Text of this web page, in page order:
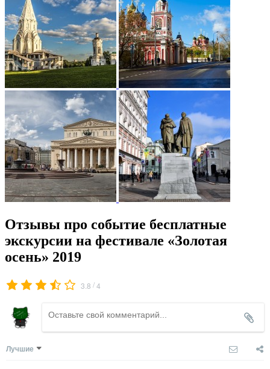
Отзывы про событие бесплатные
экскурсии на фестивале «Золотая
осень» 2019
3.8 /4
Лучшие